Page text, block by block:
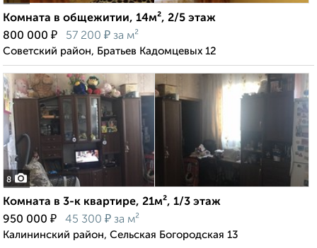
Комната в общежитии, 14м², 2/5 этаж
800 000 ₽ 57 200 ₽ за м²
Советский район, Братьев Кадомцевых 12
8
Комната в 3-к квартире, 21м², 1/3 этаж
950 000 ₽ 45 300 ₽ за м²
Калининский район, Сельская Богородская 13